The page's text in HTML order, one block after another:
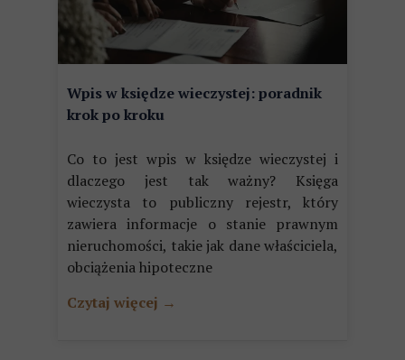
Wpis w księdze wieczystej: poradnik
krok po kroku
Co to jest wpis w księdze wieczystej i
dlaczego jest tak ważny? Księga
wieczysta to publiczny rejestr, który
zawiera informacje o stanie prawnym
nieruchomości, takie jak dane właściciela,
obciążenia hipoteczne
Czytaj więcej →